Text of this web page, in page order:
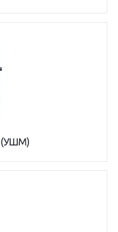
(УШМ)